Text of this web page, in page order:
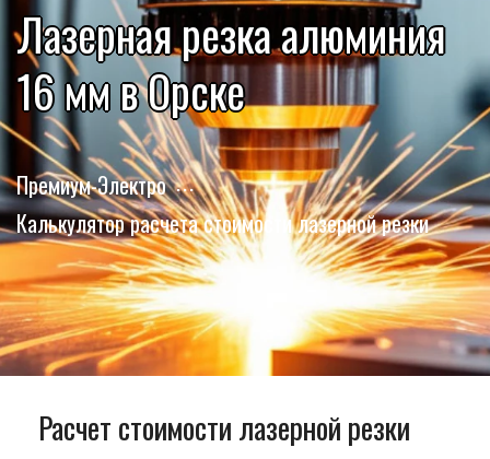
Лазерная резка алюминия
16 мм в Орске
Премиум-Электро
Калькулятор расчета стоимости лазерной резки
Расчет стоимости лазерной резки